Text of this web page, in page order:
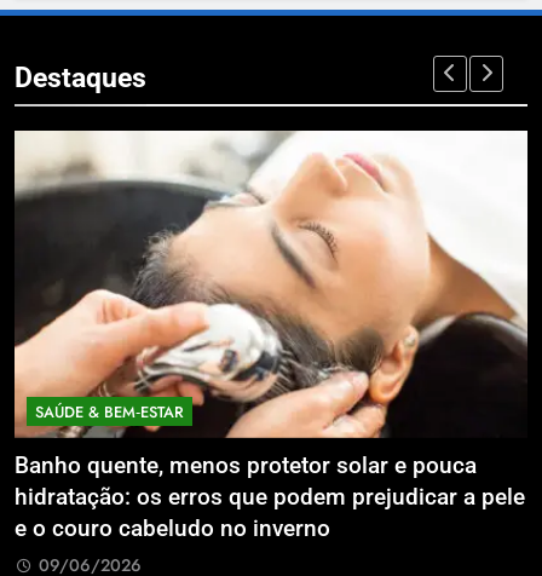
Destaques
solar e pouca
prejudicar a pele
ECONOMIA & NEGÓCIOS
Expansão da
Litoral Catarinense com
Compartilhados